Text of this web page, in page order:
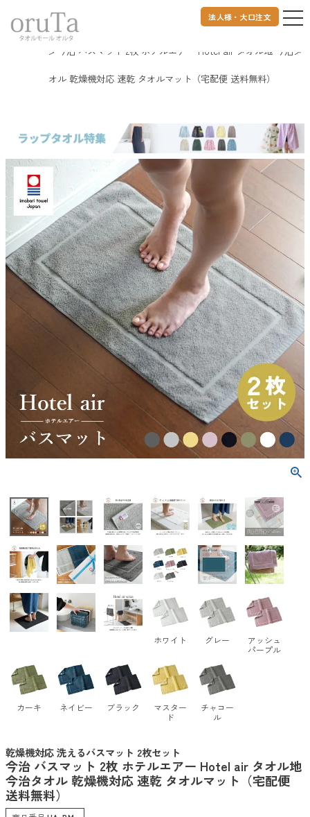
法人様・大口注文
トップページ
今治 バスマット 2枚 ホテルエアー Hotel air タオル地 今治タ
オル 乾燥機対応 速乾 タオルマット（宅配便 送料無料）
ホワイト グレー
アッシュ
パープル
カーキ ネイビー ブラック
マスター
ド
チャコー
ル
乾燥機対応 洗えるバスマット 2枚セット
今治 バスマット 2枚 ホテルエアー Hotel air タオル地
今治タオル 乾燥機対応 速乾 タオルマット（宅配便
送料無料）